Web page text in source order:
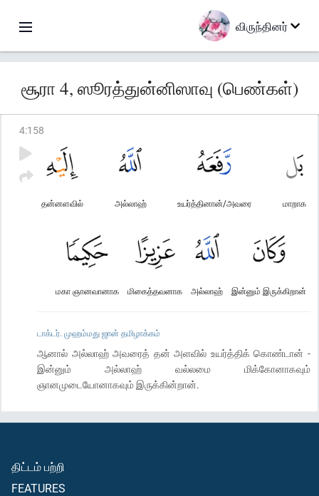
விருந்தினர்
சூரா 4, ஸூரத்துன்னிஸாவு (பெண்கள்)
4:158
மாறாக
உயர்த்தினான்/அவரை
அல்லாஹ்
தன்னளவில்
இன்னும் இருக்கிறான்
அல்லாஹ்
மிகைத்தவனாக
மகா ஞானவானாக
டாக்டர். முஹம்மது ஜான் தமிழாக்கம்
ஆனால் அல்லாஹ் அவரைத் தன் அளவில் உயர்த்திக் கொண்டான் -
இன்னும் அல்லாஹ் வல்லமை மிக்கோனாகவும்
ஞானமுடையோனாகவும் இருக்கின்றான்.
திட்டம் பற்றி
FEATURES